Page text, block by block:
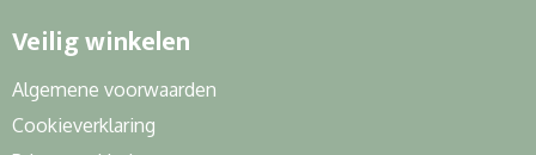
Veilig winkelen
Algemene voorwaarden
Cookieverklaring